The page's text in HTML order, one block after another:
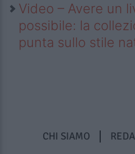
Video – Avere un
possibile: la
punta sullo stile
CHI SIAMO